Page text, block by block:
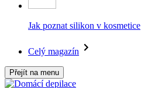
Jak poznat silikon v kosmetice
Celý magazín
Přejít na menu